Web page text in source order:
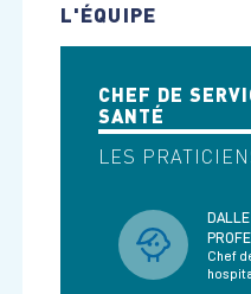
L'ÉQUIPE
CHEF DE
SANTÉ
LES
DALLE
Chef